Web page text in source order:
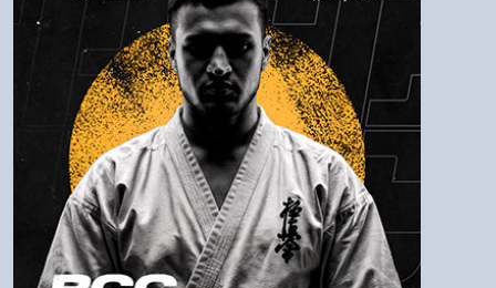
Пароль
Войти
Напомнить пароль